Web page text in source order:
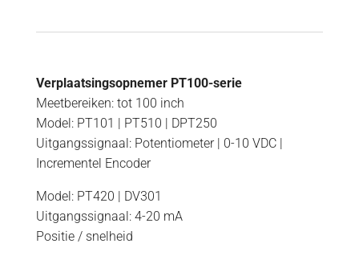
Verplaatsingsopnemer PT100-serie
Meetbereiken: tot 100 inch
Model: PT101 | PT510 | DPT250
Uitgangssignaal: Potentiometer | 0-10 VDC |
Incrementel Encoder
Model: PT420 | DV301
Uitgangssignaal: 4-20 mA
Positie / snelheid